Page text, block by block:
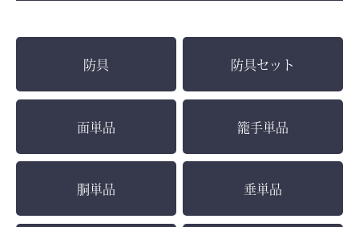
防具 防具セット
面単品 籠手単品
胴単品 垂単品